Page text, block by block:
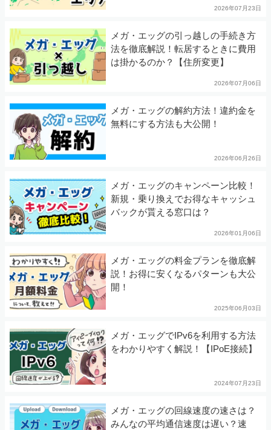
2026年07月23日
メガ・エッグの引っ越しの手続き方
法を徹底解説！転居するときに費用
は掛かるのか？【住所変更】
2026年07月06日
メガ・エッグの解約方法！違約金を
無料にする方法も大公開！
2026年06月26日
メガ・エッグのキャンペーン比較！
新規・乗り換えでお得なキャッシュ
バックが貰える窓口は？
2026年01月06日
メガ・エッグの料金プランを徹底解
説！お得に安くなるパターンも大公
開！
2025年06月03日
メガ・エッグでIPv6を利用する方法
をわかりやすく解説！【IPoE接続】
2024年07月23日
メガ・エッグの回線速度の速さは？
みんなの平均通信速度は遅い？速